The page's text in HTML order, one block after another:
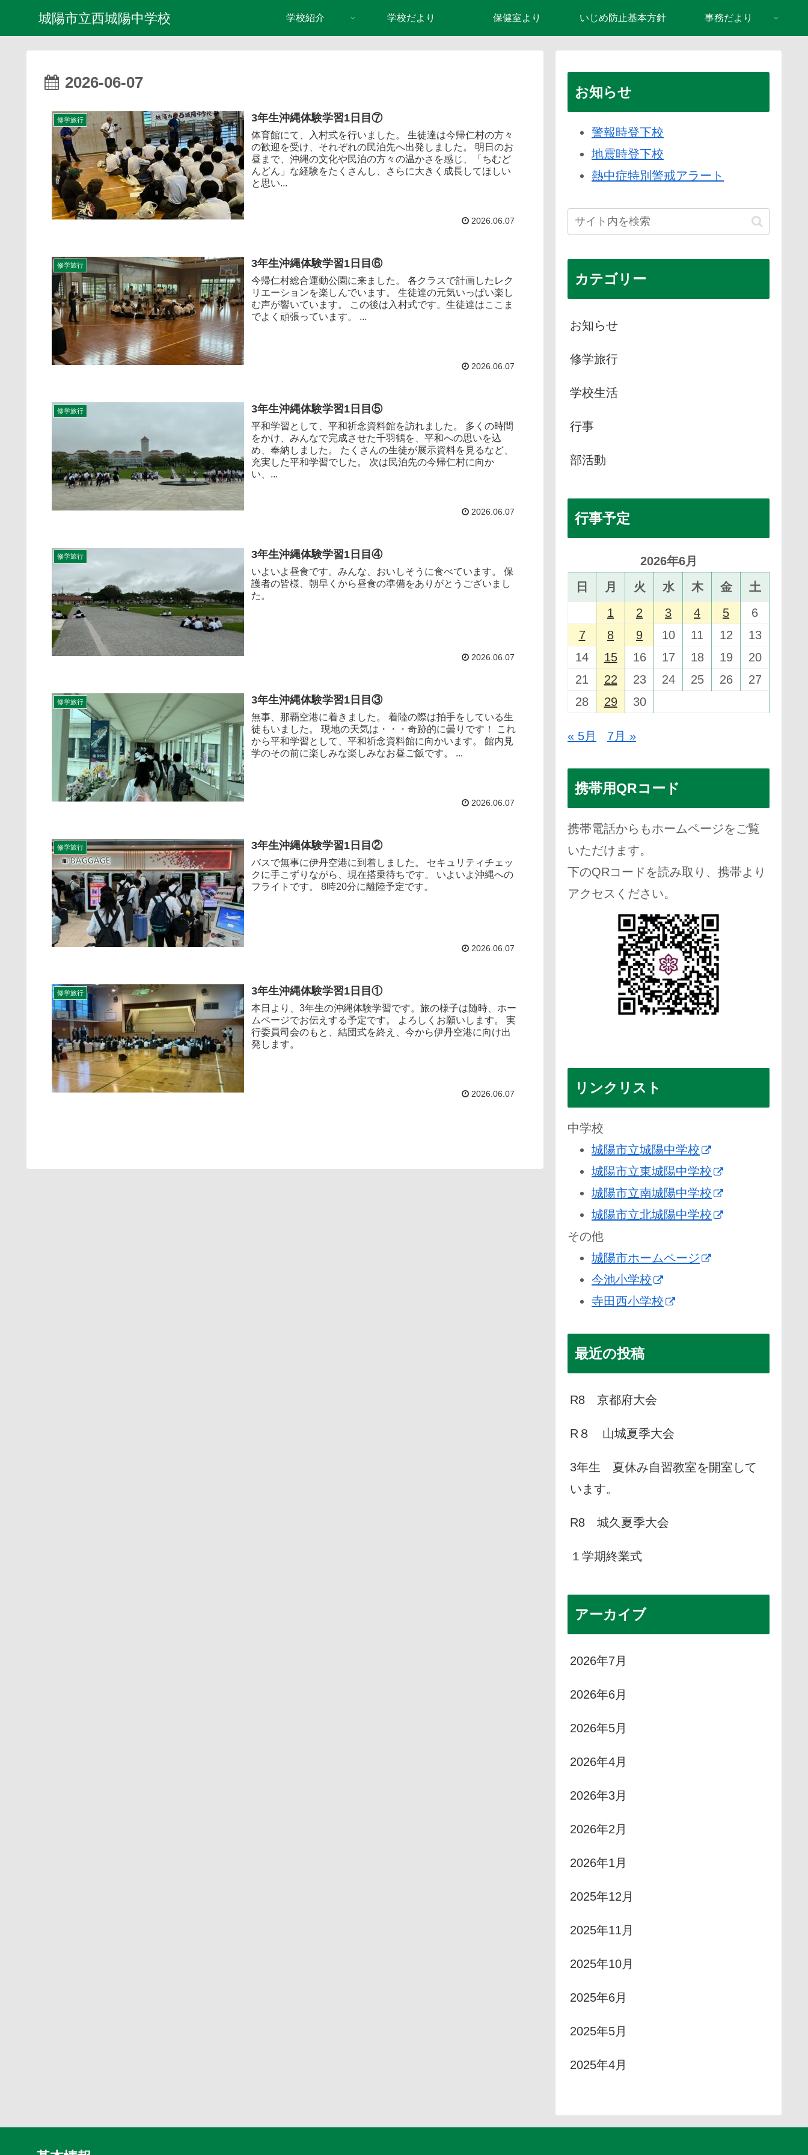
城陽市立西城陽中学校 学校紹介 学校だより 保健室より いじめ防止基本方針 事務だより
2026-06-07
修学旅行 3年生沖縄体験学習1日目⑦
体育館にて、入村式を行いました。 生徒達は今帰仁村の方々
の歓迎を受け、それぞれの民泊先へ出発しました。 明日のお
昼まで、沖縄の文化や民泊の方々の温かさを感じ、「ちむど
んどん」な経験をたくさんし、さらに大きく成長してほしい
と思い...
2026.06.07
修学旅行 3年生沖縄体験学習1日目⑥
今帰仁村総合運動公園に来ました。 各クラスで計画したレク
リエーションを楽しんでいます。 生徒達の元気いっぱい楽し
む声が響いています。 この後は入村式です。生徒達はここま
でよく頑張っています。 ...
2026.06.07
修学旅行 3年生沖縄体験学習1日目⑤
平和学習として、平和祈念資料館を訪れました。 多くの時間
をかけ、みんなで完成させた千羽鶴を、平和への思いを込
め、奉納しました。 たくさんの生徒が展示資料を見るなど、
充実した平和学習でした。 次は民泊先の今帰仁村に向か
い、...
2026.06.07
修学旅行 3年生沖縄体験学習1日目④
いよいよ昼食です。みんな、おいしそうに食べています。 保
護者の皆様、朝早くから昼食の準備をありがとうございまし
た。
2026.06.07
修学旅行 3年生沖縄体験学習1日目③
無事、那覇空港に着きました。 着陸の際は拍手をしている生
徒もいました。 現地の天気は・・・奇跡的に曇りです！ これ
から平和学習として、平和祈念資料館に向かいます。 館内見
学のその前に楽しみな楽しみなお昼ご飯です。 ...
2026.06.07
修学旅行 3年生沖縄体験学習1日目②
バスで無事に伊丹空港に到着しました。 セキュリティチェッ
クに手こずりながら、現在搭乗待ちです。 いよいよ沖縄への
フライトです。 8時20分に離陸予定です。
2026.06.07
修学旅行 3年生沖縄体験学習1日目①
本日より、3年生の沖縄体験学習です。旅の様子は随時、ホー
ムページでお伝えする予定です。 よろしくお願いします。 実
行委員司会のもと、結団式を終え、今から伊丹空港に向け出
発します。
2026.06.07
お知らせ
警報時登下校
地震時登下校
熱中症特別警戒アラート
カテゴリー
お知らせ
修学旅行
学校生活
行事
部活動
行事予定
2026年6月
日
月 火 水 木 金
土
1
2 3 4 5
6
7
8 9 10 11 12
13
14
15 16 17 18 19
20
21
22 23 24 25 26
27
28
29 30
« 5月 7月 »
携帯用QRコード
携帯電話からもホームページをご覧
いただけます。
下のQRコードを読み取り、携帯より
アクセスください。
リンクリスト
中学校
城陽市立城陽中学校
城陽市立東城陽中学校
城陽市立南城陽中学校
城陽市立北城陽中学校
その他
城陽市ホームページ
今池小学校
寺田西小学校
最近の投稿
R8 京都府大会
R８ 山城夏季大会
3年生 夏休み自習教室を開室して
います。
R8 城久夏季大会
１学期終業式
アーカイブ
2026年7月
2026年6月
2026年5月
2026年4月
2026年3月
2026年2月
2026年1月
2025年12月
2025年11月
2025年10月
2025年6月
2025年5月
2025年4月